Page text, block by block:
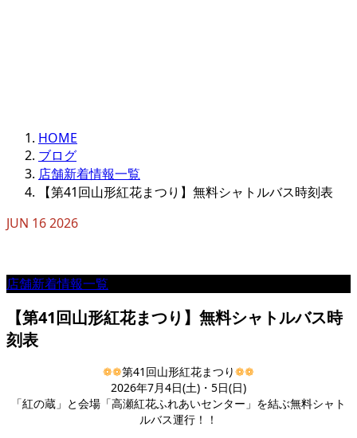
HOME
ブログ
店舗新着情報一覧
【第41回山形紅花まつり】無料シャトルバス時刻表
JUN 162026
店舗新着情報一覧
【第41回山形紅花まつり】無料シャトルバス時
刻表
❁❁第41回山形紅花まつり❁❁
2026年7月4日(土)・5日(日)
「紅の蔵」と会場「高瀬紅花ふれあいセンター」を結ぶ無料シャト
ルバス運行！！